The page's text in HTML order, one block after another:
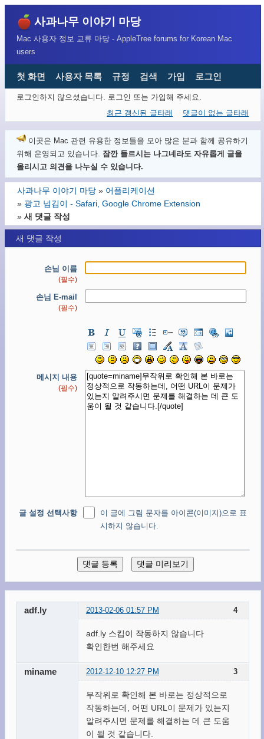
사과나무 이야기 마당
Mac 사용자 정보 교류 마당 - AppleTree forums for Korean Mac
users
첫 화면 사용자 목록 규정 검색 가입 로그인
로그인하지 않으셨습니다.
로그인 또는 가입해 주세요.
최근 갱신된 글타래
댓글이 없는 글타래
이곳은 Mac 관련 유용한 정보들을 모아 많은 분과 함께 공유하기
위해 운영되고 있습니다. 잠깐 들르시는 나그네라도 자유롭게 글을
올리시고 의견을 나누실 수 있습니다.
사과나무 이야기 마당 » 어플리케이션
» 광고 넘김이 - Safari, Google Chrome Extension
» 새 댓글 작성
새 댓글 작성
손님 이름
(필수)
손님 E-mail
(필수)
메시지 내용
(필수)
글 설정 선택사항
이 글에 그림 문자를 아이콘(이미지)으로 표
시하지 않습니다.
4
adf.ly 2013-02-06 01:57 PM
adf.ly 스킵이 작동하지 않습니다
확인한번 해주세요
3
miname 2012-12-10 12:27 PM
무작위로 확인해 본 바로는 정상적으로
작동하는데, 어떤 URL이 문제가 있는지
알려주시면 문제를 해결하는 데 큰 도움
이 될 것 같습니다.